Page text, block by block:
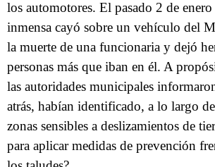
los automotores. El pasado 2 de
inmensa cayó sobre un vehículo del
la muerte de una funcionaria y dejó
personas más que iban en él. A
las autoridades municipales
atrás, habían identificado, a lo largo
zonas sensibles a deslizamientos de
para aplicar medidas de prevención